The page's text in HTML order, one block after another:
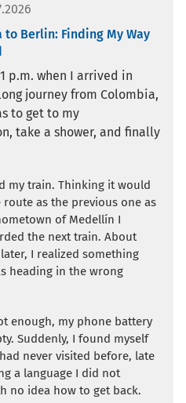
to Berlin: Finding My Way
p.m. when I arrived in
journey from Colombia,
to get to my
take a shower, and finally
my train. Thinking it would
as the previous one as
of Medellín I
the next train. About
I realized something
heading in the wrong
enough, my phone battery
Suddenly, I found myself
never visited before, late
a language I did not
no idea how to get back.